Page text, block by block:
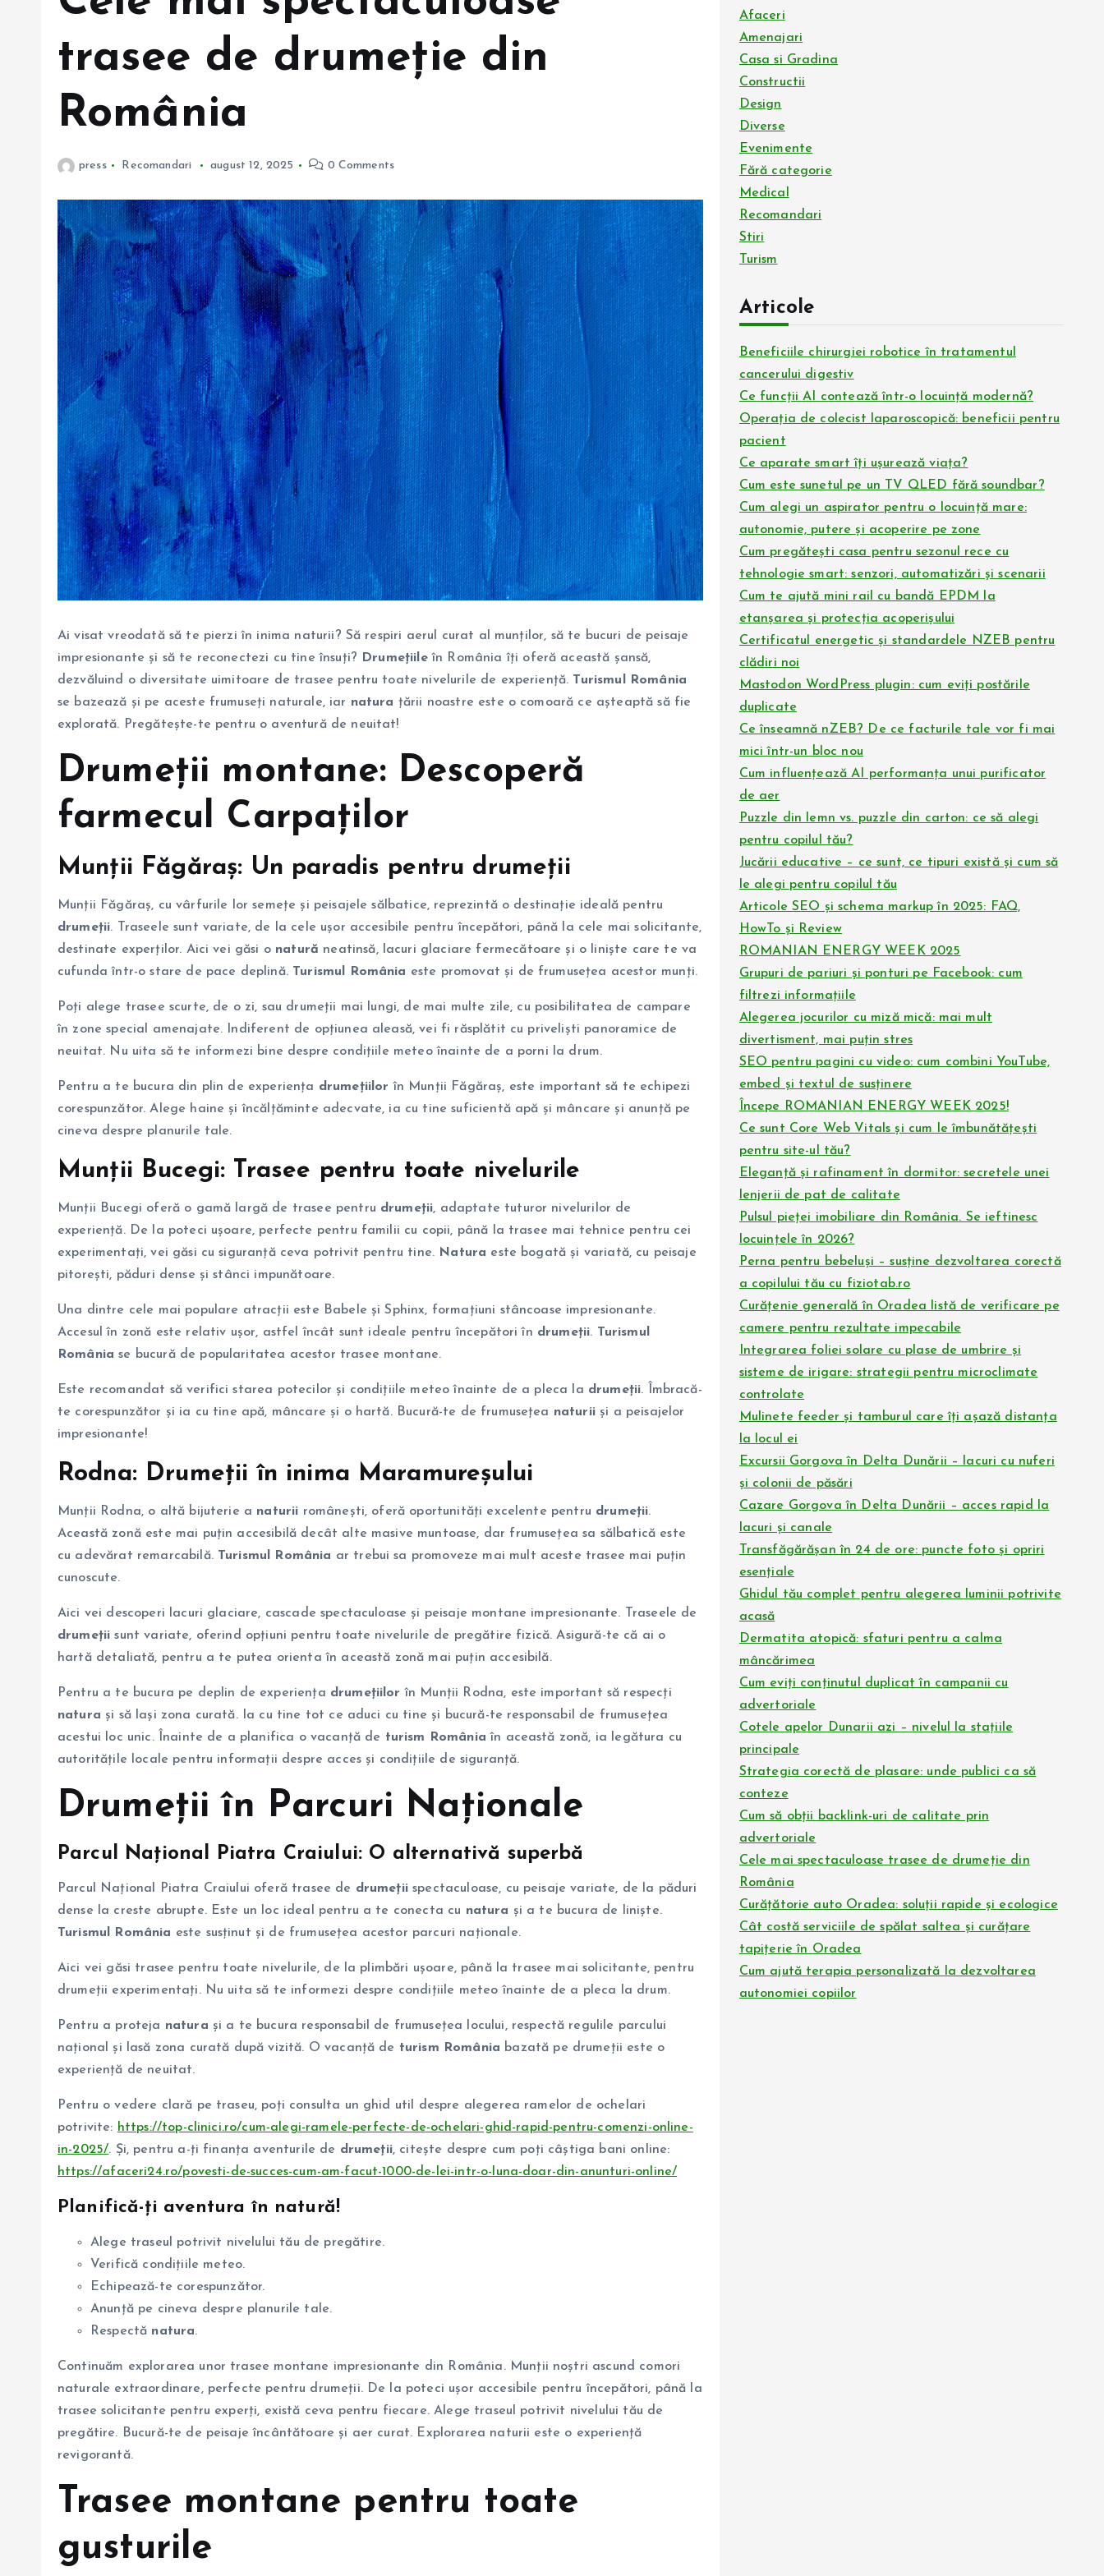
trasee de drumeție din
România
press Recomandari august 12, 2025 0 Comments
Ai visat vreodată să te pierzi în inima naturii? Să respiri aerul curat al munților, să te bucuri de peisaje
impresionante și să te reconectezi cu tine însuți? Drumețiileîn România îți oferă această șansă,
dezvăluind o diversitate uimitoare de trasee pentru toate nivelurile de experiență. Turismul România
se bazează și pe aceste frumuseți naturale, iar natura țării noastre este o comoară ce așteaptă să fie
explorată. Pregătește-te pentru o aventură de neuitat!
Drumeții montane: Descoperă
farmecul Carpaților
Munții Făgăraș: Un paradis pentru drumeții
Munții Făgăraș, cu vârfurile lor semețe și peisajele sălbatice, reprezintă o destinație ideală pentru
drumeții. Traseele sunt variate, de la cele ușor accesibile pentru începători, până la cele mai solicitante,
destinate experților. Aici vei găsi o natură neatinsă, lacuri glaciare fermecătoare și o liniște care te va
cufunda într-o stare de pace deplină. Turismul România este promovat și de frumusețea acestor munți.
Poți alege trasee scurte, de o zi, sau drumeții mai lungi, de mai multe zile, cu posibilitatea de campare
în zone special amenajate. Indiferent de opțiunea aleasă, vei fi răsplătit cu priveliști panoramice de
neuitat. Nu uita să te informezi bine despre condițiile meteo înainte de a porni la drum.
Pentru a te bucura din plin de experiența drumețiilor în Munții Făgăraș, este important să te echipezi
corespunzător. Alege haine și încălțăminte adecvate, ia cu tine suficientă apă și mâncare și anunță pe
cineva despre planurile tale.
Munții Bucegi: Trasee pentru toate nivelurile
Munții Bucegi oferă o gamă largă de trasee pentru drumeții, adaptate tuturor nivelurilor de
experiență. De la poteci ușoare, perfecte pentru familii cu copii, până la trasee mai tehnice pentru cei
experimentați, vei găsi cu siguranță ceva potrivit pentru tine. Natura este bogată și variată, cu peisaje
pitorești, păduri dense și stânci impunătoare.
Una dintre cele mai populare atracții este Babele și Sphinx, formațiuni stâncoase impresionante.
Accesul în zonă este relativ ușor, astfel încât sunt ideale pentru începători în drumeții. Turismul
România se bucură de popularitatea acestor trasee montane.
Este recomandat să verifici starea potecilor și condițiile meteo înainte de a pleca la drumeții. Îmbracă-
te corespunzător și ia cu tine apă, mâncare și o hartă. Bucură-te de frumusețea naturiiși a peisajelor
impresionante!
Rodna: Drumeții în inima Maramureșului
Munții Rodna, o altă bijuterie a naturii românești, oferă oportunități excelente pentru drumeții.
Această zonă este mai puțin accesibilă decât alte masive muntoase, dar frumusețea sa sălbatică este
cu adevărat remarcabilă. Turismul România ar trebui sa promoveze mai mult aceste trasee mai puțin
cunoscute.
Aici vei descoperi lacuri glaciare, cascade spectaculoase și peisaje montane impresionante. Traseele de
drumeții sunt variate, oferind opțiuni pentru toate nivelurile de pregătire fizică. Asigură-te că ai o
hartă detaliată, pentru a te putea orienta în această zonă mai puțin accesibilă.
Pentru a te bucura pe deplin de experiența drumețiilor în Munții Rodna, este important să respecți
natura și să lași zona curată. Ia cu tine tot ce aduci cu tine și bucură-te responsabil de frumusețea
acestui loc unic. Înainte de a planifica o vacanță de turism România în această zonă, ia legătura cu
autoritățile locale pentru informații despre acces și condițiile de siguranță.
Drumeții în Parcuri Naționale
Parcul Național Piatra Craiului: O alternativă superbă
Parcul Național Piatra Craiului oferă trasee de drumețiispectaculoase, cu peisaje variate, de la păduri
dense la creste abrupte. Este un loc ideal pentru a te conecta cu natura și a te bucura de liniște.
Turismul România este susținut și de frumusețea acestor parcuri naționale.
Aici vei găsi trasee pentru toate nivelurile, de la plimbări ușoare, până la trasee mai solicitante, pentru
drumeții experimentați. Nu uita să te informezi despre condițiile meteo înainte de a pleca la drum.
Pentru a proteja natura și a te bucura responsabil de frumusețea locului, respectă regulile parcului
național și lasă zona curată după vizită. O vacanță de turism România bazată pe drumeții este o
experiență de neuitat.
Pentru o vedere clară pe traseu, poți consulta un ghid util despre alegerea ramelor de ochelari
potrivite: https://top-clinici.ro/cum-alegi-ramele-perfecte-de-ochelari-ghid-rapid-pentru-comenzi-online-
in-2025/. Și, pentru a-ți finanța aventurile de drumeții, citește despre cum poți câștiga bani online:
https://afaceri24.ro/povesti-de-succes-cum-am-facut-1000-de-lei-intr-o-luna-doar-din-anunturi-online/
Planifică-ți aventura în natură!
Alege traseul potrivit nivelului tău de pregătire.
Verifică condițiile meteo.
Echipează-te corespunzător.
Anunță pe cineva despre planurile tale.
Respectă natura.
Continuăm explorarea unor trasee montane impresionante din România. Munții noștri ascund comori
naturale extraordinare, perfecte pentru drumeții. De la poteci ușor accesibile pentru începători, până la
trasee solicitante pentru experți, există ceva pentru fiecare. Alege traseul potrivit nivelului tău de
pregătire. Bucură-te de peisaje încântătoare și aer curat. Explorarea naturii este o experiență
revigorantă.
Trasee montane pentru toate
gusturile
Afaceri
Amenajari
Casa si Gradina
Constructii
Design
Diverse
Evenimente
Fără categorie
Medical
Recomandari
Stiri
Turism
Articole
Beneficiile chirurgiei robotice în tratamentul
cancerului digestiv
Ce funcții AI contează într-o locuință modernă?
Operația de colecist laparoscopică: beneficii pentru
pacient
Ce aparate smart îți ușurează viața?
Cum este sunetul pe un TV QLED fără soundbar?
Cum alegi un aspirator pentru o locuință mare:
autonomie, putere și acoperire pe zone
Cum pregătești casa pentru sezonul rece cu
tehnologie smart: senzori, automatizări și scenarii
Cum te ajută mini rail cu bandă EPDM la
etanșarea și protecția acoperișului
Certificatul energetic și standardele NZEB pentru
clădiri noi
Mastodon WordPress plugin: cum eviți postările
duplicate
Ce înseamnă nZEB? De ce facturile tale vor fi mai
mici într-un bloc nou
Cum influențează AI performanța unui purificator
de aer
Puzzle din lemn vs. puzzle din carton: ce să alegi
pentru copilul tău?
Jucării educative – ce sunt, ce tipuri există și cum să
le alegi pentru copilul tău
Articole SEO și schema markup în 2025: FAQ,
HowTo și Review
ROMANIAN ENERGY WEEK 2025
Grupuri de pariuri și ponturi pe Facebook: cum
filtrezi informațiile
Alegerea jocurilor cu miză mică: mai mult
divertisment, mai puțin stres
SEO pentru pagini cu video: cum combini YouTube,
embed și textul de susținere
Începe ROMANIAN ENERGY WEEK 2025!
Ce sunt Core Web Vitals și cum le îmbunătățești
pentru site-ul tău?
Eleganță și rafinament în dormitor: secretele unei
lenjerii de pat de calitate
Pulsul pieței imobiliare din România. Se ieftinesc
locuințele în 2026?
Perna pentru bebeluși – susține dezvoltarea corectă
a copilului tău cu fiziotab.ro
Curățenie generală în Oradea listă de verificare pe
camere pentru rezultate impecabile
Integrarea foliei solare cu plase de umbrire și
sisteme de irigare: strategii pentru microclimate
controlate
Mulinete feeder și tamburul care îți așază distanța
la locul ei
Excursii Gorgova în Delta Dunării – lacuri cu nuferi
și colonii de păsări
Cazare Gorgova în Delta Dunării – acces rapid la
lacuri și canale
Transfăgărășan în 24 de ore: puncte foto și opriri
esențiale
Ghidul tău complet pentru alegerea luminii potrivite
acasă
Dermatita atopică: sfaturi pentru a calma
mâncărimea
Cum eviți conținutul duplicat în campanii cu
advertoriale
Cotele apelor Dunarii azi – nivelul la stațiile
principale
Strategia corectă de plasare: unde publici ca să
conteze
Cum să obții backlink-uri de calitate prin
advertoriale
Cele mai spectaculoase trasee de drumeție din
România
Curățătorie auto Oradea: soluții rapide și ecologice
Cât costă serviciile de spălat saltea și curățare
tapițerie în Oradea
Cum ajută terapia personalizată la dezvoltarea
autonomiei copiilor